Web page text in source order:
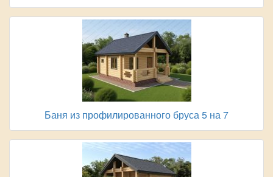
Баня из профилированного бруса 5 на 7